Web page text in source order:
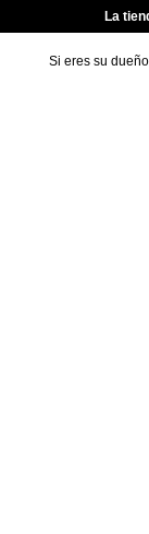
La
Si eres su